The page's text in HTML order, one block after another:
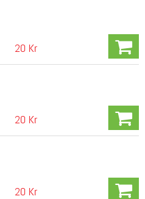
20 Kr
20 Kr
20 Kr